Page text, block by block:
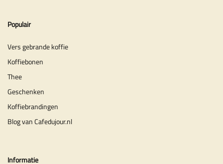
Populair
Vers gebrande koffie
Koffiebonen
Thee
Geschenken
Koffiebrandingen
Blog van Cafedujour.nl
Informatie